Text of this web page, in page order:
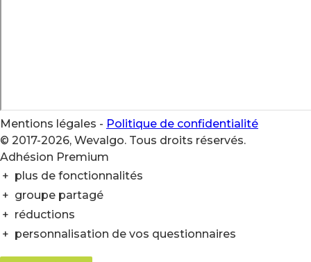
Mentions légales - Politique de confidentialité
© 2017-2026, Wevalgo. Tous droits réservés.
Adhésion Premium
+ plus de fonctionnalités
+ groupe partagé
+ réductions
+ personnalisation de vos questionnaires